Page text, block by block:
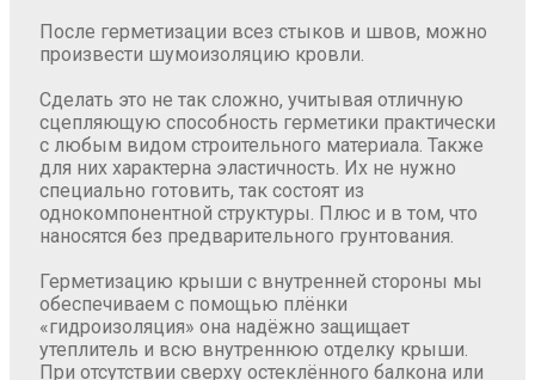
После герметизации всез стыков и швов, можно
произвести шумоизоляцию кровли.
Сделать это не так сложно, учитывая отличную
сцепляющую способность герметики практически
с любым видом строительного материала. Также
для них характерна эластичность. Их не нужно
специально готовить, так состоят из
однокомпонентной структуры. Плюс и в том, что
наносятся без предварительного грунтования.
Герметизацию крыши с внутренней стороны мы
обеспечиваем с помощью плёнки
«гидроизоляция» она надёжно защищает
утеплитель и всю внутреннюю отделку крыши.
При отсутствии сверху остеклённого балкона или